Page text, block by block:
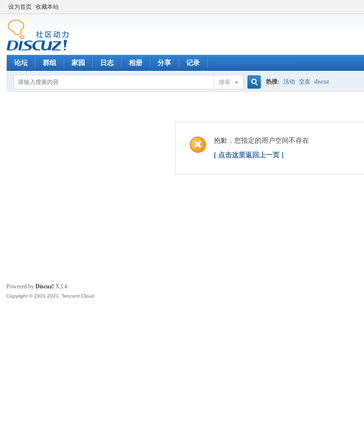
设为首页 收藏本站
论坛 群组 家园 日志 相册 分享 记录
搜索
索
热搜: 活动 交友 discuz
抱歉，您指定的用户空间不存在
[ 点击这里返回上一页 ]
Powered byDiscuz! X3.4
Copyright © 2001-2021, Tencent Cloud.